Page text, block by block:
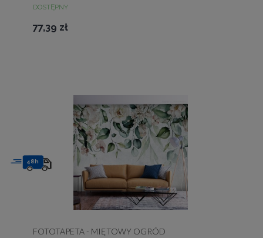
DOSTĘPNY
77,39 zł
FOTOTAPETA - MIĘTOWY OGRÓD
48h